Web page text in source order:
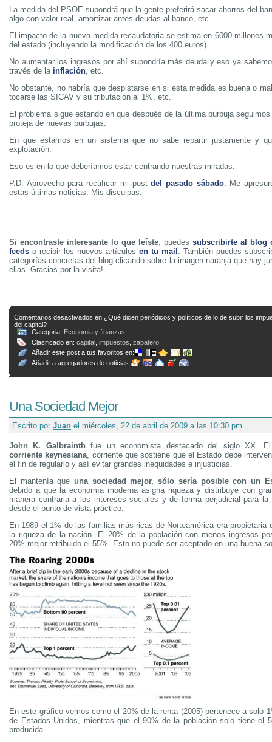
La medida del PSOE supondrá que la gente preferirá sacar ahorros del
algo con valor real, amortizar antes deudas al banco, etc.
El impacto de la nueva medida recaudatoria se estima en 6000 millones
del estado (incluyendo la modificación de los 400 euros).
No aumentar los ingresos por ahí supondría más deuda y eso ya
través de la inflación, etc.
No obstante, no habría que despistarse en si esta medida es buena o
tocarse las SICAV y su tributación al 1%, etc.
El problema sigue estando en que después de la última burbuja
proteja de nuevas burbujas.
En que estamos en un sistema que no sabe repartir justamente y
explotación.
Eso es en lo que deberíamos estar centrando nuestras miradas.
P.D: Aprovecho para rectificar mi postdel pasado sábado. Me
estas últimas noticias. Mis disculpas.
Si encontraste interesante lo que leíste, puedessubscribirte al blog
feeds o recibir los nuevos artículosen tu mail . También puedes
categorías concretas del blog clicando sobre la imagen naranja que hay
ellas. Gracias por la visita!.
Comentarios desactivados en ¿Qué dicen periódicos y políticos de lo de subir los
del capital?
Categoria: Economia y finanzas
Clasificado en: capital impuestos zapatero
Añadir este post a tus favoritos en:
Añadir a agregadores de noticias:
Una Sociedad Mejor
Escrito por Juan el miércoles, 22 de abril de 2009 a las 10:30 pm
John K. Galbrainthfue un economista destacado del siglo XX.
corriente keynesiana, corriente que sostiene que el Estado debe
el fin de regularlo y así evitar grandes inequidades e injusticias.
El mantenía queuna sociedad mejor, sólo sería posible con un
debido a que la economía moderna asigna riqueza y distribuye con
manera contraria a los intereses sociales y de forma perjudicial para la
desde el punto de vista práctico.
En 1989 el 1% de las familias más ricas de Norteamérica era propietaria
la riqueza de la nación. El 20% de la población con menos ingresos
20% mejor retribuido el 55%. Esto no puede ser aceptado en una buena
En este gráfico vemos como el 20% de la renta (2005) pertenece a solo
de Estados Unidos, mientras que el 90% de la población solo tiene el
producida.